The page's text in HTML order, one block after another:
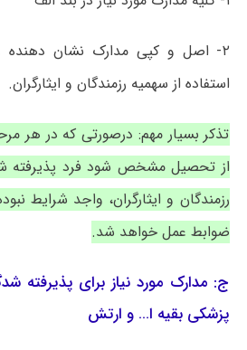
۲- اصل و کپی مدارک نشان
استفاده از سهمیه رزمندگان و ایثارگران.
تذکر بسیار مهم: درصورتی که در هر
از تحصیل مشخص شود فرد پذیرفته
رزمندگان و ایثارگران، واجد شرایط
ضوابط عمل خواهد شد.
ج: مدارک مورد نیاز برای پذیرفته
پزشکی بقیه ا… و ارتش